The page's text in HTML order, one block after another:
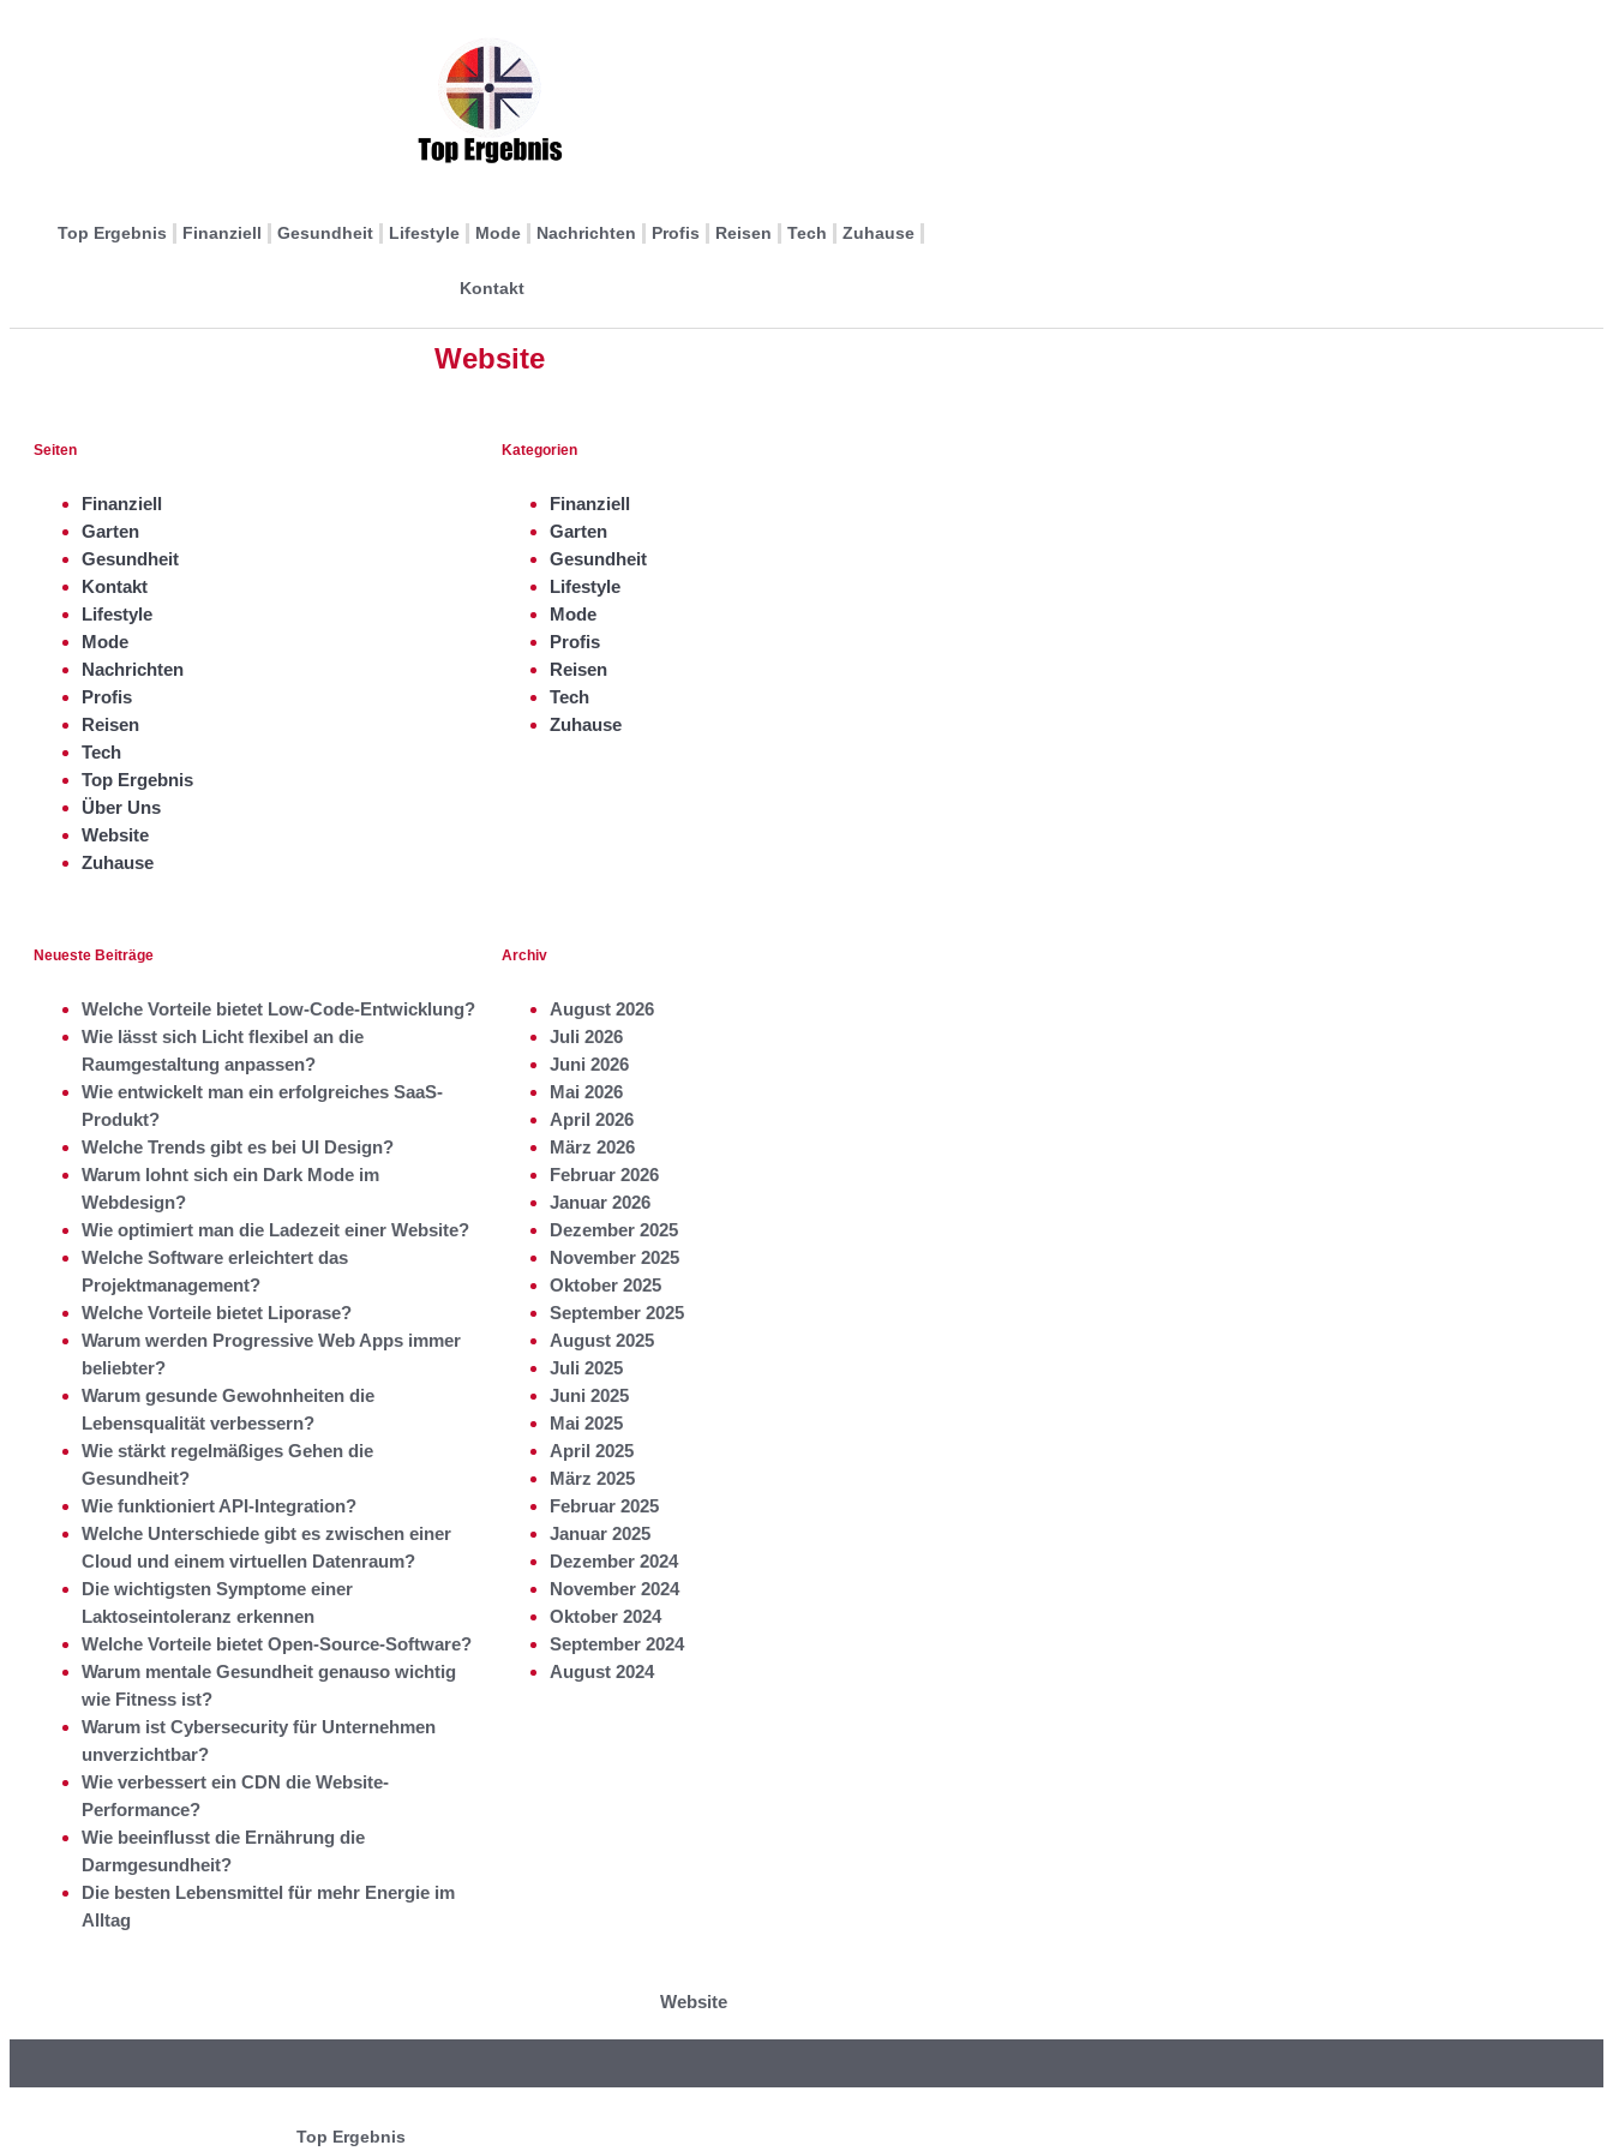
Top Ergebnis Finanziell Gesundheit Lifestyle Mode Nachrichten Profis Reisen Tech Zuhause
Kontakt
Website
Seiten
Finanziell
Garten
Gesundheit
Kontakt
Lifestyle
Mode
Nachrichten
Profis
Reisen
Tech
Top Ergebnis
Über Uns
Website
Zuhause
Kategorien
Finanziell
Garten
Gesundheit
Lifestyle
Mode
Profis
Reisen
Tech
Zuhause
Neueste Beiträge
Welche Vorteile bietet Low-Code-Entwicklung?
Wie lässt sich Licht flexibel an die
Raumgestaltung anpassen?
Wie entwickelt man ein erfolgreiches SaaS-
Produkt?
Welche Trends gibt es bei UI Design?
Warum lohnt sich ein Dark Mode im
Webdesign?
Wie optimiert man die Ladezeit einer Website?
Welche Software erleichtert das
Projektmanagement?
Welche Vorteile bietet Liporase?
Warum werden Progressive Web Apps immer
beliebter?
Warum gesunde Gewohnheiten die
Lebensqualität verbessern?
Wie stärkt regelmäßiges Gehen die
Gesundheit?
Wie funktioniert API-Integration?
Welche Unterschiede gibt es zwischen einer
Cloud und einem virtuellen Datenraum?
Die wichtigsten Symptome einer
Laktoseintoleranz erkennen
Welche Vorteile bietet Open-Source-Software?
Warum mentale Gesundheit genauso wichtig
wie Fitness ist?
Warum ist Cybersecurity für Unternehmen
unverzichtbar?
Wie verbessert ein CDN die Website-
Performance?
Wie beeinflusst die Ernährung die
Darmgesundheit?
Die besten Lebensmittel für mehr Energie im
Alltag
Archiv
August 2026
Juli 2026
Juni 2026
Mai 2026
April 2026
März 2026
Februar 2026
Januar 2026
Dezember 2025
November 2025
Oktober 2025
September 2025
August 2025
Juli 2025
Juni 2025
Mai 2025
April 2025
März 2025
Februar 2025
Januar 2025
Dezember 2024
November 2024
Oktober 2024
September 2024
August 2024
Website
Top Ergebnis